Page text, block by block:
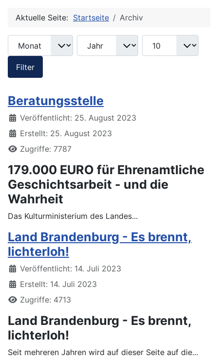
Aktuelle Seite: Startseite Archiv
Filter
Monat Jahr Anzeige #
Filter
Beratungsstelle
Details
Veröffentlicht: 25. August 2023
Erstellt: 25. August 2023
Zugriffe: 7787
179.000 EURO für Ehrenamtliche
Geschichtsarbeit - und die
Wahrheit
Das Kulturministerium des Landes...
Land Brandenburg - Es brennt,
lichterloh!
Details
Veröffentlicht: 14. Juli 2023
Erstellt: 14. Juli 2023
Zugriffe: 4713
Land Brandenburg - Es brennt,
lichterloh!
Seit mehreren Jahren wird auf dieser Seite auf die...